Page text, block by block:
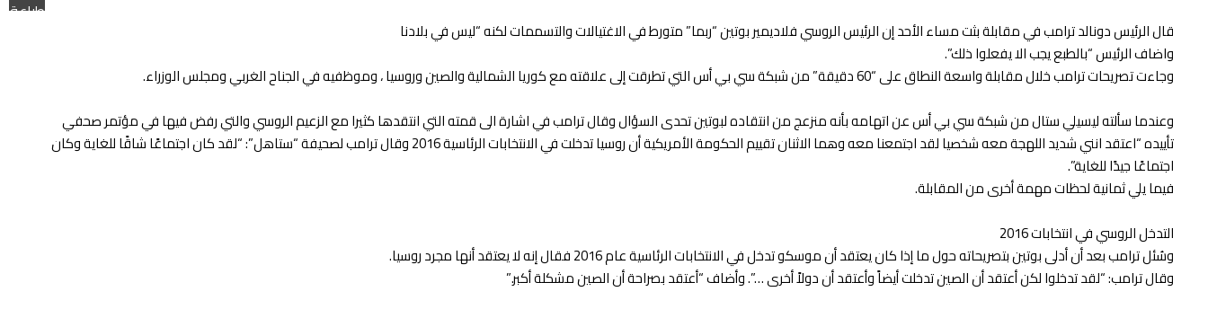
قال الرئيس دونالد ترامب في مقابلة بثت مساء الأحد إن الرئيس الروسي فلاديمير بوتين “ربما” متورط في الاغتيالات والتسممات لكنه “ليس في بلادنا
واضاف الرئيس “بالطبع يجب الا يفعلوا ذلك”.
وجاءت تصريحات ترامب خلال مقابلة واسعة النطاق على “60 دقيقة” من شبكة سي بي أس التي تطرقت إلى علاقته مع كوريا الشمالية والصين وروسيا ، وموظفيه في الجناح الغربي ومجلس الوزراء.
وعندما سألته ليسيلي ستال من شبكة سي بي أس عن اتهامه بأنه منزعج من انتقاده لبوتين تحدى السؤال وقال ترامب في اشارة الى قمته التي انتقدها كثيرا مع الزعيم الروسي والتي رفض فيها في مؤتمر صحفي
تأييده “اعتقد انني شديد اللهجة معه شخصيا لقد اجتمعنا معه وهما الاثنان تقييم الحكومة الأمريكية أن روسيا تدخلت في الانتخابات الرئاسية 2016 وقال ترامب لصحيفة “ستاهل”: “لقد كان اجتماعًا شاقًا للغاية وكان
اجتماعًا جيدًا للغاية”.
فيما يلي ثمانية لحظات مهمة أخرى من المقابلة.
التدخل الروسي في انتخابات 2016
وسُئل ترامب بعد أن أدلى بوتين بتصريحاته حول ما إذا كان يعتقد أن موسكو تدخل في الانتخابات الرئاسية عام 2016 فقال إنه لا يعتقد أنها مجرد روسيا.
وقال ترامب: “لقد تدخلوا لكن أعتقد أن الصين تدخلت أيضاً وأعتقد أن دولاً أخرى …”. وأضاف “أعتقد بصراحة أن الصين مشكلة أكبر.”
طباعة